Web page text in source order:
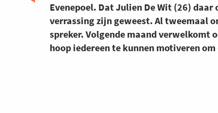
Evenepoel. Dat Julien De Wit (26)
verrassing zijn geweest. Al tweemaal
spreker. Volgende maand verwelkomt
hoop iedereen te kunnen motiveren